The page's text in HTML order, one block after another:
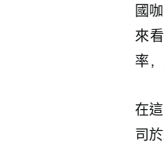
國
來
率
在
司